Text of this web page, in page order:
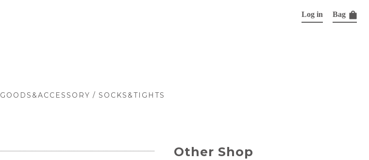
GOODS&ACCESSORY / SOCKS&TIGHTS
Log in Bag
Other Shop